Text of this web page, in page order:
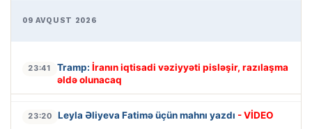
09 AVQUST 2026
23:41 Tramp: İranın iqtisadi vəziyyəti pisləşir, razılaşma
əldə olunacaq
23:20 Leyla Əliyeva Fatimə üçün mahnı yazdı - VİDEO